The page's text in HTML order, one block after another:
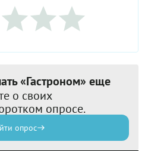
«Гастроном» еще
о своих
опросе.
опрос